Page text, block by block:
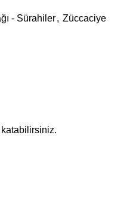
- Sürahiler, Züccaciye